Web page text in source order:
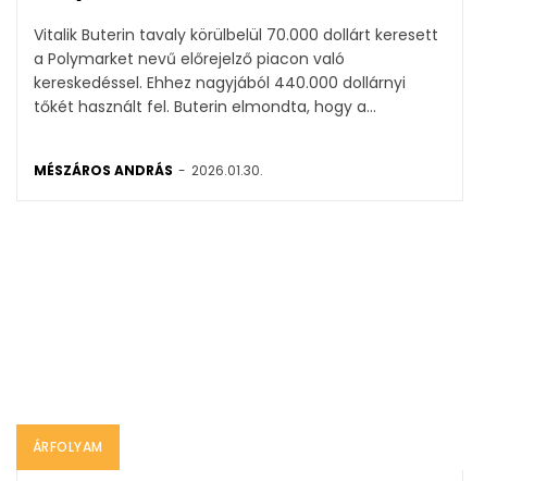
Vitalik Buterin tavaly körülbelül 70.000 dollárt keresett
a Polymarket nevű előrejelző piacon való
kereskedéssel. Ehhez nagyjából 440.000 dollárnyi
tőkét használt fel. Buterin elmondta, hogy a...
MÉSZÁROS ANDRÁS - 2026.01.30.
ÁRFOLYAM